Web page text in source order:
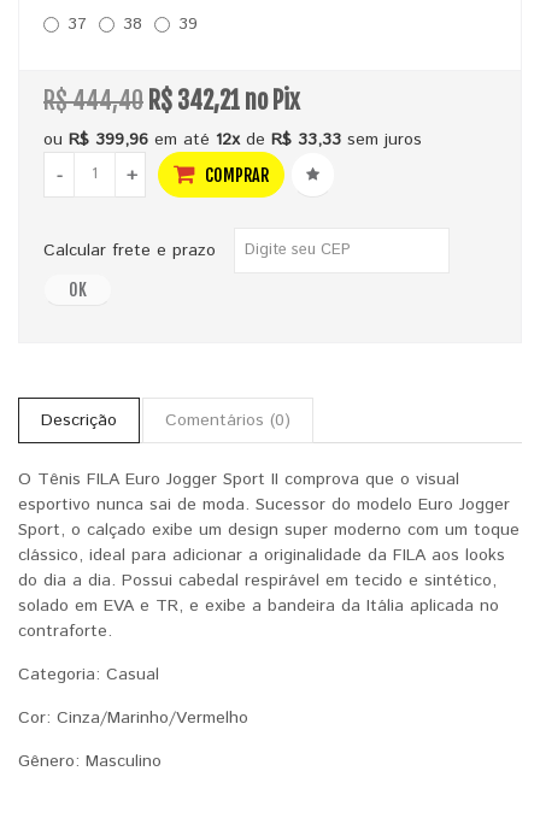
37 38 39
R$ 444,40 R$ 342,21 no Pix
ou R$ 399,96 em até 12xde R$ 33,33 sem juros
-
+ COMPRAR
Calcular frete e prazo
OK
Descrição Comentários (0)
O Tênis FILA Euro Jogger Sport II comprova que o visual
esportivo nunca sai de moda. Sucessor do modelo Euro Jogger
Sport, o calçado exibe um design super moderno com um toque
clássico, ideal para adicionar a originalidade da FILA aos looks
do dia a dia. Possui cabedal respirável em tecido e sintético,
solado em EVA e TR, e exibe a bandeira da Itália aplicada no
contraforte.
Categoria: Casual
Cor: Cinza/Marinho/Vermelho
Gênero: Masculino